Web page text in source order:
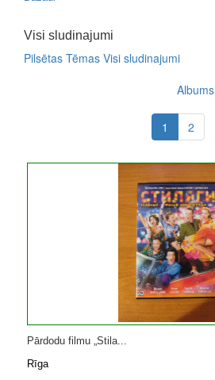
Visi sludinajumi
Pilsētas Tēmas Visi sludinajumi
Albums
1 2
Pārdodu filmu „Stila...
Rīga